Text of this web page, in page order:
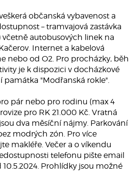
občanská vybavenost a
– tramvajová zastávka
včetně autobusových linek na
Internet a kabelová
nebo od O2. Pro procházky, běh
je k dispozici v docházkové
"Modřanská rokle".
pár nebo pro rodinu (max 4
pro RK 21.000 Kč. Vratná
dva měsíční nájmy. Parkování
modrých zón. Pro více
makléře. Večer a o víkendu
telefonu pište email
Prohlídky jsou možné